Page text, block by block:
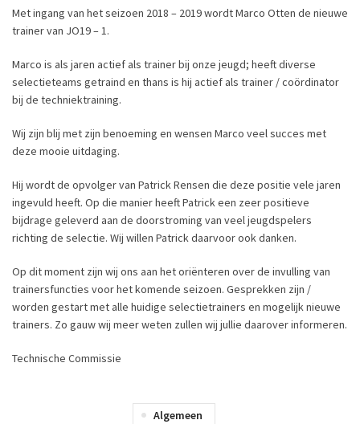
Met ingang van het seizoen 2018 – 2019 wordt Marco Otten de nieuwe
trainer van JO19 – 1.
Marco is als jaren actief als trainer bij onze jeugd; heeft diverse
selectieteams getraind en thans is hij actief als trainer / coördinator
bij de techniektraining.
Wij zijn blij met zijn benoeming en wensen Marco veel succes met
deze mooie uitdaging.
Hij wordt de opvolger van Patrick Rensen die deze positie vele jaren
ingevuld heeft. Op die manier heeft Patrick een zeer positieve
bijdrage geleverd aan de doorstroming van veel jeugdspelers
richting de selectie. Wij willen Patrick daarvoor ook danken.
Op dit moment zijn wij ons aan het oriënteren over de invulling van
trainersfuncties voor het komende seizoen. Gesprekken zijn /
worden gestart met alle huidige selectietrainers en mogelijk nieuwe
trainers. Zo gauw wij meer weten zullen wij jullie daarover informeren.
Technische Commissie
Algemeen